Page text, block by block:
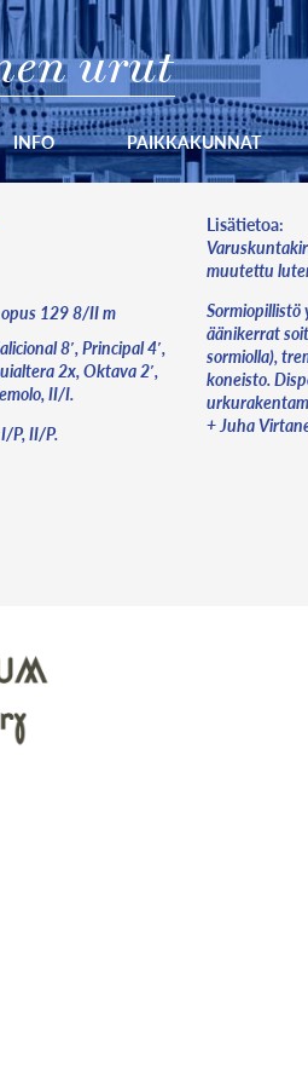
urut
INFO PAIKKAKUNNAT
129 8/II m
8′, Principal 4′,
2x, Oktava 2′,
II/I.
P, II/P.
Lisätietoa:
muutettu
äänikerrat
sormiolla),
koneisto.
+ Juha